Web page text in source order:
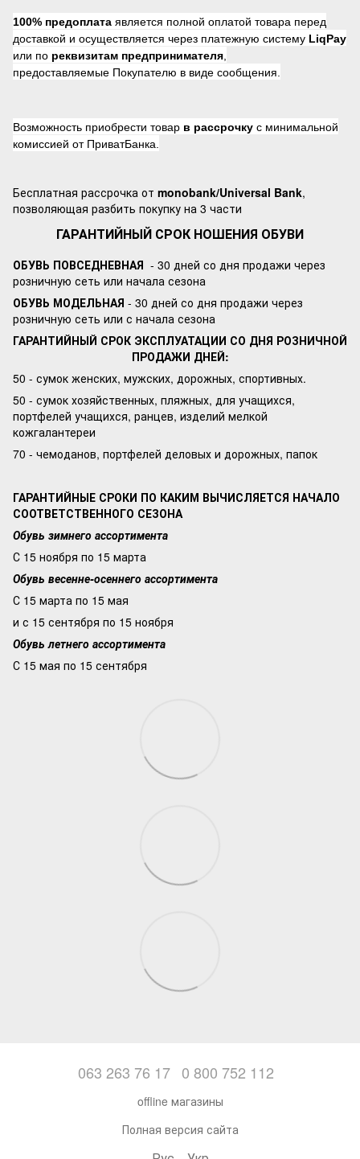
100% предоплата является полной оплатой товара перед
доставкой и осуществляется через платежную систему LiqPay
или по реквизитам предпринимателя
предоставляемые Покупателю в виде сообщения.
Возможность приобрести товар в рассрочку с минимальной
комиссией от ПриватБанка.
Бесплатная рассрочка от monobank/Universal Bank,
позволяющая разбить покупку на 3 части
ГАРАНТИЙНЫЙ СРОК НОШЕНИЯ ОБУВИ
ОБУВЬ ПОВСЕДНЕВНАЯ - 30 дней со дня продажи через
розничную сеть или начала сезона
ОБУВЬ МОДЕЛЬНАЯ - 30 дней со дня продажи через
розничную сеть или с начала сезона
ГАРАНТИЙНЫЙ СРОК ЭКСПЛУАТАЦИИ СО ДНЯ РОЗНИЧНОЙ
ПРОДАЖИ ДНЕЙ:
50 - сумок женских, мужских, дорожных, спортивных.
50 - сумок хозяйственных, пляжных, для учащихся,
портфелей учащихся, ранцев, изделий мелкой
кожгалантереи
70 - чемоданов, портфелей деловых и дорожных, папок
ГАРАНТИЙНЫЕ СРОКИ ПО КАКИМ ВЫЧИСЛЯЕТСЯ НАЧАЛО
СООТВЕТСТВЕННОГО СЕЗОНА
Обувь зимнего ассортимента
С 15 ноября по 15 марта
Обувь весенне-осеннего ассортимента
С 15 марта по 15 мая
и с 15 сентября по 15 ноября
Обувь летнего ассортимента
С 15 мая по 15 сентября
063 263 76 17 0 800 752 112
offline магазины
Полная версия сайта